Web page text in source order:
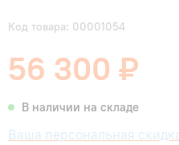
Код товара: 00001054
56 300 ₽
В наличии на складе
Ваша персональная